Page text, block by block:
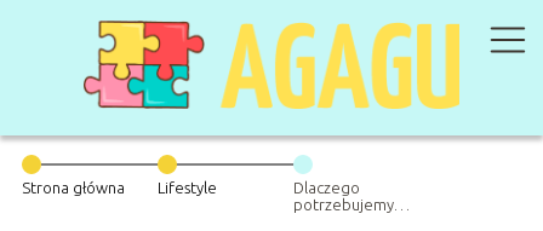
Strona główna Lifestyle
Dlaczego
potrzebujemy